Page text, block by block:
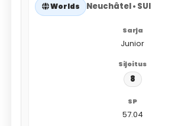
Worlds Neuchâtel • SUI
Junior
8
57.04